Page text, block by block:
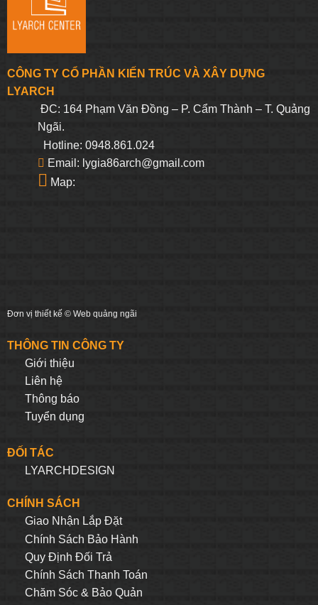
CÔNG TY CỔ PHẦN KIẾN TRÚC VÀ XÂY DỰNG
LYARCH
ĐC: 164 Phạm Văn Đồng – P. Cẩm Thành – T. Quảng
Ngãi.
Hotline: 0948.861.024
Email: lygia86arch@gmail.com
Map:
Đơn vị thiết kế © Web quảng ngãi
THÔNG TIN CÔNG TY
Giới thiệu
Liên hệ
Thông báo
Tuyển dụng
ĐỐI TÁC
LYARCHDESIGN
CHÍNH SÁCH
Giao Nhận Lắp Đặt
Chính Sách Bảo Hành
Quy Định Đối Trả
Chính Sách Thanh Toán
Chăm Sóc & Bảo Quản